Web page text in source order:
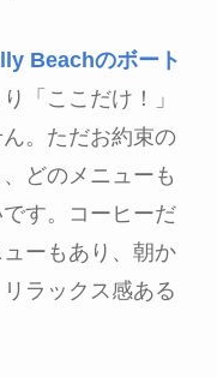
Beachのボート
「ここだけ！」
。ただお約束の
どのメニューも
す。コーヒーだ
ーもあり、朝か
ラックス感ある